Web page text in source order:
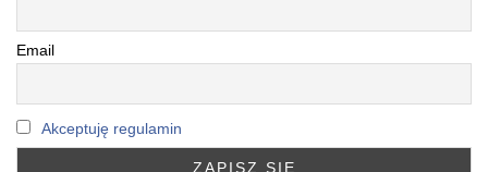
Email
Akceptuję regulamin